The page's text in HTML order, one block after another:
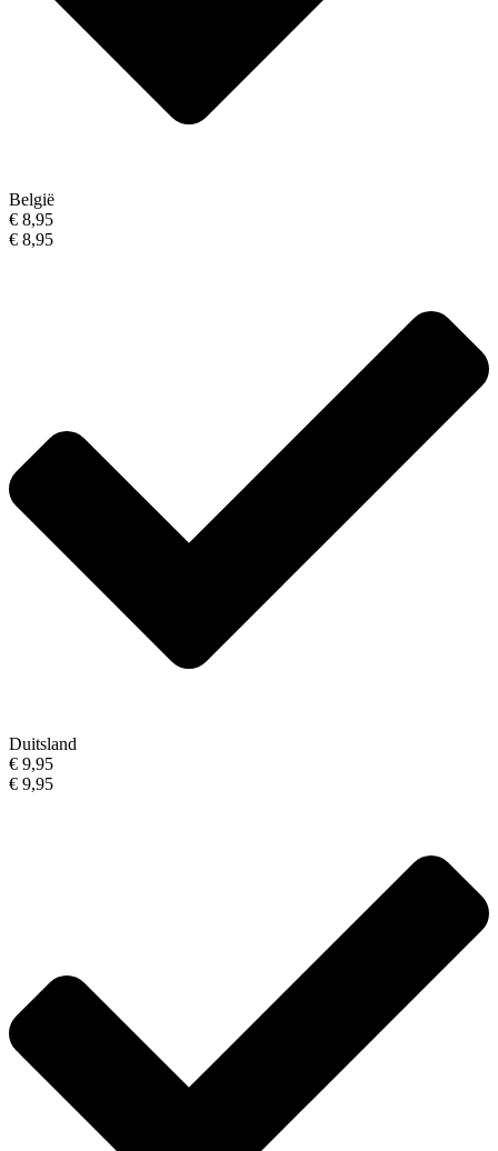
België
€ 8,95
€ 8,95
Duitsland
€ 9,95
€ 9,95